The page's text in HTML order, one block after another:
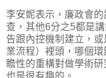
李安妮表示，廉政會
查，其他6分之5都是
告跟內控機制建立，
業流程）裡頭，哪個
瞻性的重構對做學術
也是很有趣的。